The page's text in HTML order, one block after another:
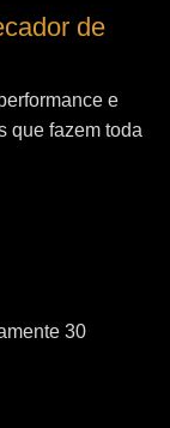
de
e
que fazem toda
30